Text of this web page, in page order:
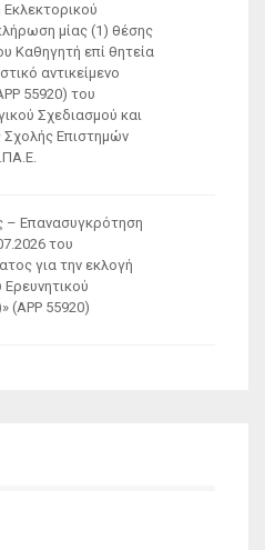
μίας (1) θέσης
Καθηγητή επί θητεία
αντικείμενο
55920) του
Σχεδιασμού και
Σχολής Επιστημών
– Επανασυγκρότηση
του
για την εκλογή
(APP 55920)